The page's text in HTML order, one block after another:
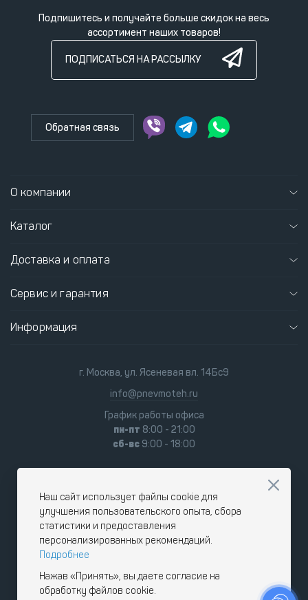
Подпишитесь и получайте больше скидок на весь
ассортимент наших товаров!
ПОДПИСАТЬСЯ НА РАССЫЛКУ
Обратная связь
О компании
Каталог
Доставка и оплата
Сервис и гарантия
Информация
г. Москва, ул. Ясеневая вл. 14Бс9
info@pnevmoteh.ru
График работы офиса
пн-пт 8:00 - 21:00
сб-вс 9:00 - 18:00
Наш сайт использует файлы cookie для
улучшения пользовательского опыта, сбора
статистики и предоставления
персонализированных рекомендаций.
Подробнее
Нажав «Принять», вы даете согласие на
обработку файлов cookie.